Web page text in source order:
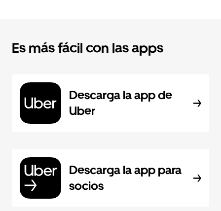
Es más fácil con las apps
Descarga la app de
Uber
Descarga la app para
socios